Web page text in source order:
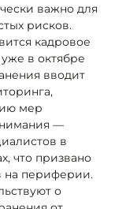
важно для
рисков.
кадровое
в октябре
вводит
мер
—
в
что призвано
на периферии.
о